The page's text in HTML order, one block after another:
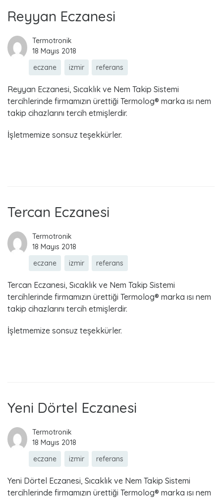
z
a
n
e
Reyyan Eczanesi
Termotronik
18 Mayıs 2018
eczane
izmir referans
Reyyan Eczanesi, Sıcaklık ve Nem Takip Sistemi
tercihlerinde firmamızın ürettiği Termolog® marka ısı nem
takip cihazlarını tercih etmişlerdir.
İşletmemize sonsuz teşekkürler.
Tercan Eczanesi
Termotronik
18 Mayıs 2018
eczane
izmir referans
Tercan Eczanesi, Sıcaklık ve Nem Takip Sistemi
tercihlerinde firmamızın ürettiği Termolog® marka ısı nem
takip cihazlarını tercih etmişlerdir.
İşletmemize sonsuz teşekkürler.
Yeni Dörtel Eczanesi
Termotronik
18 Mayıs 2018
eczane
izmir referans
Yeni Dörtel Eczanesi, Sıcaklık ve Nem Takip Sistemi
tercihlerinde firmamızın ürettiği Termolog® marka ısı nem